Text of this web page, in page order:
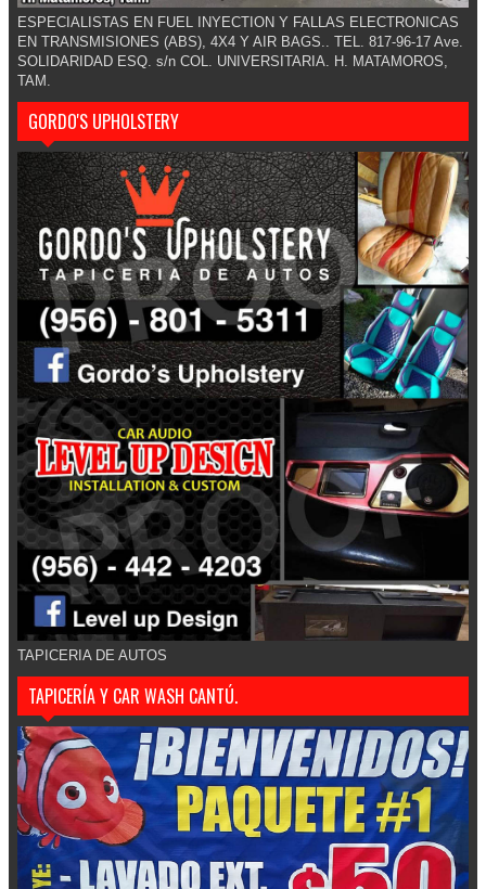
ESPECIALISTAS EN FUEL INYECTION Y FALLAS ELECTRONICAS
EN TRANSMISIONES (ABS), 4X4 Y AIR BAGS.. TEL. 817-96-17 Ave.
SOLIDARIDAD ESQ. s/n COL. UNIVERSITARIA. H. MATAMOROS,
TAM.
GORDO'S UPHOLSTERY
TAPICERIA DE AUTOS
TAPICERÍA Y CAR WASH CANTÚ.